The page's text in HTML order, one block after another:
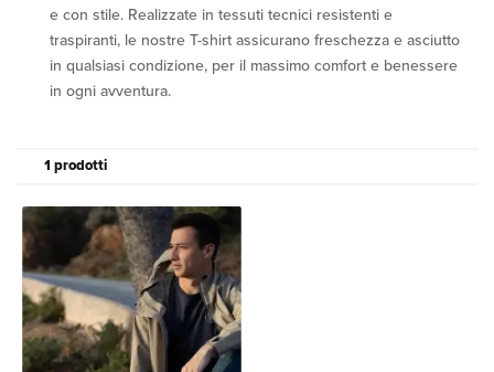
e con stile. Realizzate in tessuti tecnici resistenti e
traspiranti, le nostre T-shirt assicurano freschezza e asciutto
in qualsiasi condizione, per il massimo comfort e benessere
in ogni avventura.
1 prodotti